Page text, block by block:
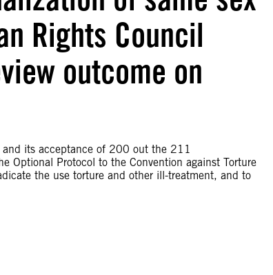
Rights Council
outcome on
and its acceptance of 200 out the 211
Optional Protocol to the Convention against Torture
the use torture and other ill-treatment, and to